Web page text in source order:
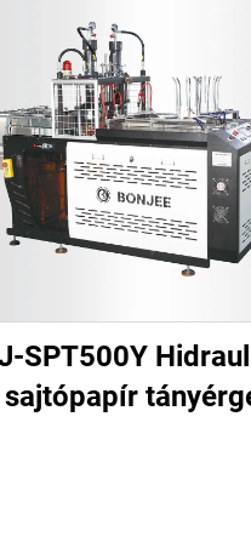
SPT500Y
sajtópapír